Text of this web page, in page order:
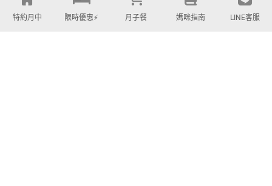
特約月中 限時優惠⚡️ 月子餐 媽咪指南 LINE客服